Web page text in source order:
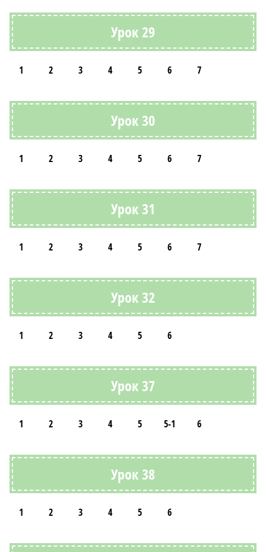
Урок 29
1 2 3 4 5 6 7
Урок 30
1 2 3 4 5 6 7
Урок 31
1 2 3 4 5 6 7
Урок 32
1 2 3 4 5 6
Урок 37
1 2 3 4 5 5-1 6
Урок 38
1 2 3 4 5 6